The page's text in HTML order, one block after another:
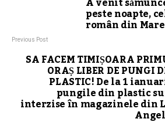
peste noapte,
român din
Previous Post
SA FACEM TIMIȘOARA
ORAȘ LIBER DE PUNGI
PLASTIC! De la 1
pungile din plastic
interzise în magazinele din